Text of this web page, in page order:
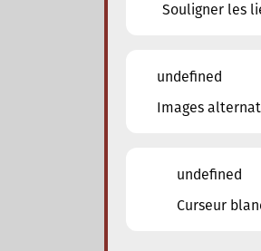
Souligner les
undefined
Images
undefined
Curseur